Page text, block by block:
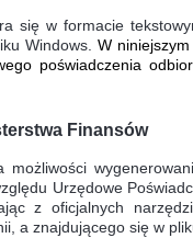
się w formacie
Windows. W
poświadczenia
Finansów
Urzędowe
z oficjalnych
a znajdującego się w